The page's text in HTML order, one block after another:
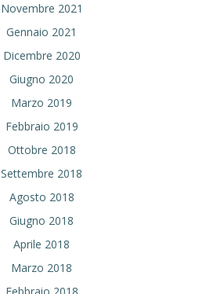
Novembre 2021
Gennaio 2021
Dicembre 2020
Giugno 2020
Marzo 2019
Febbraio 2019
Ottobre 2018
Settembre 2018
Agosto 2018
Giugno 2018
Aprile 2018
Marzo 2018